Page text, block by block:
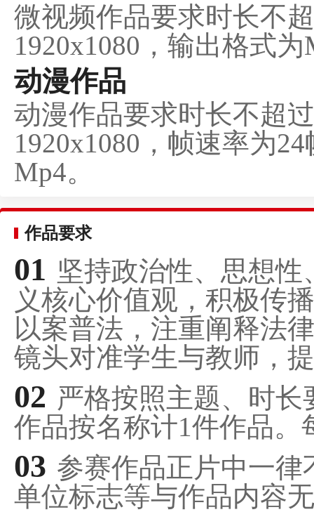
微视频作品要求时长不
1920x1080，输出格式为
动漫作品
动漫作品要求时长不超
1920x1080，帧速率为
Mp4。
作品要求
01 坚持政治性、思想
义核心价值观，积极传
以案普法，注重阐释法
镜头对准学生与教师，
02 严格按照主题、时
作品按名称计1件作品。
03 参赛作品正片中一
单位标志等与作品内容